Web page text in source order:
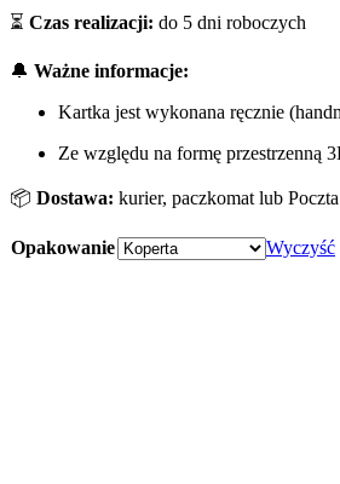
⏳ Czas realizacji: do 5 dni roboczych
🔔 Ważne informacje:
Kartka jest wykonana ręcznie
Ze względu na formę przestrzenną
📦 Dostawa: kurier, paczkomat lub
Opakowanie Wyczyść